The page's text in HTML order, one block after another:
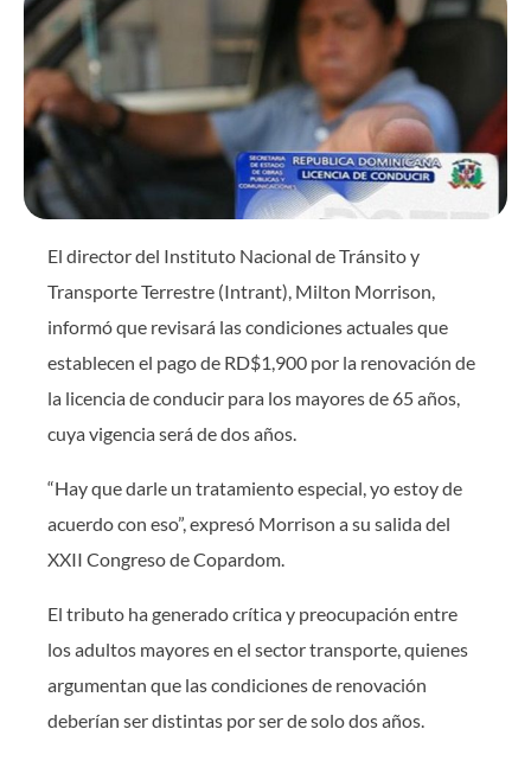
El director del Instituto Nacional de Tránsito y
Transporte Terrestre (Intrant), Milton Morrison,
informó que revisará las condiciones actuales que
establecen el pago de RD$1,900 por la renovación de
la licencia de conducir para los mayores de 65 años,
cuya vigencia será de dos años.
“Hay que darle un tratamiento especial, yo estoy de
acuerdo con eso”, expresó Morrison a su salida del
XXII Congreso de Copardom.
El tributo ha generado crítica y preocupación entre
los adultos mayores en el sector transporte, quienes
argumentan que las condiciones de renovación
deberían ser distintas por ser de solo dos años.